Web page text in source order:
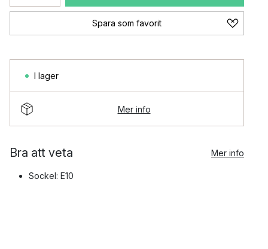
Spara som favorit
I lager
Mer info
Bra att veta Mer info
Sockel: E10